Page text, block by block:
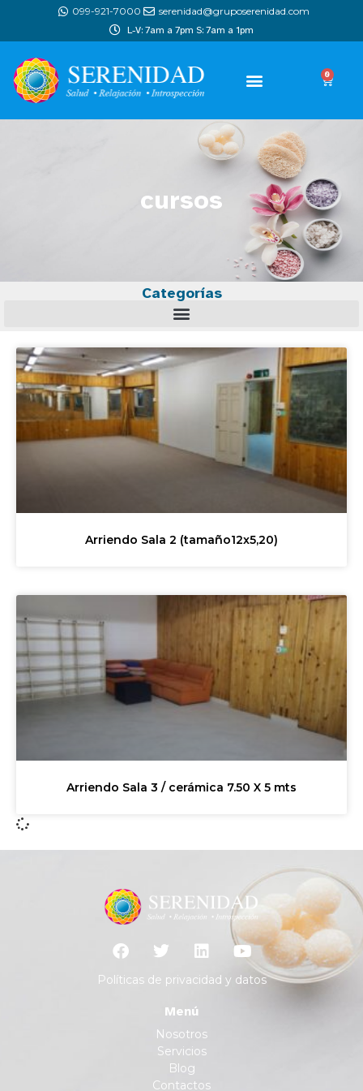
099-921-7000 serenidad@gruposerenidad.com
L-V: 7am a 7pm S: 7am a 1pm
0
cursos
Categorías
Arriendo Sala 2 (tamaño12x5,20)
Arriendo Sala 3 / cerámica 7.50 X 5 mts
Políticas de privacidad y datos
Menú
Nosotros
Servicios
Blog
Contactos